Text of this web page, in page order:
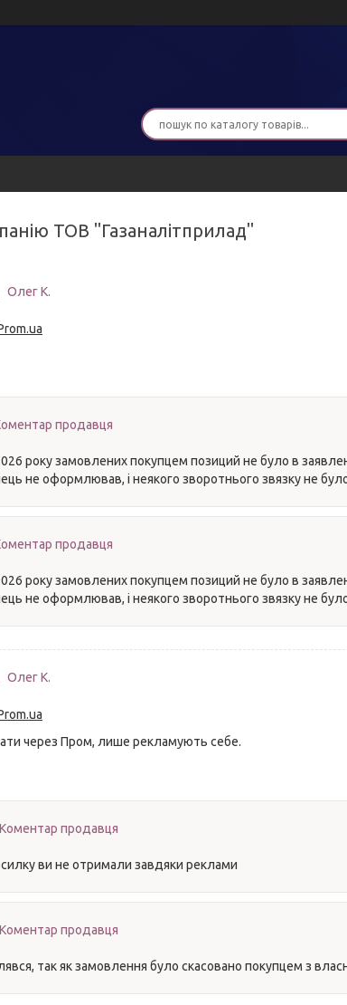
ТОВ "Газаналітприлад"
Олег К.
продавця
року замовлених покупцем позиций не було в
не оформлював, і неякого зворотнього звязку не
продавця
року замовлених покупцем позиций не було в
не оформлював, і неякого зворотнього звязку не
Олег К.
через Пром, лише рекламують себе.
Коментар продавця
ви не отримали завдяки реклами
Коментар продавця
так як замовлення було скасовано покупцем з